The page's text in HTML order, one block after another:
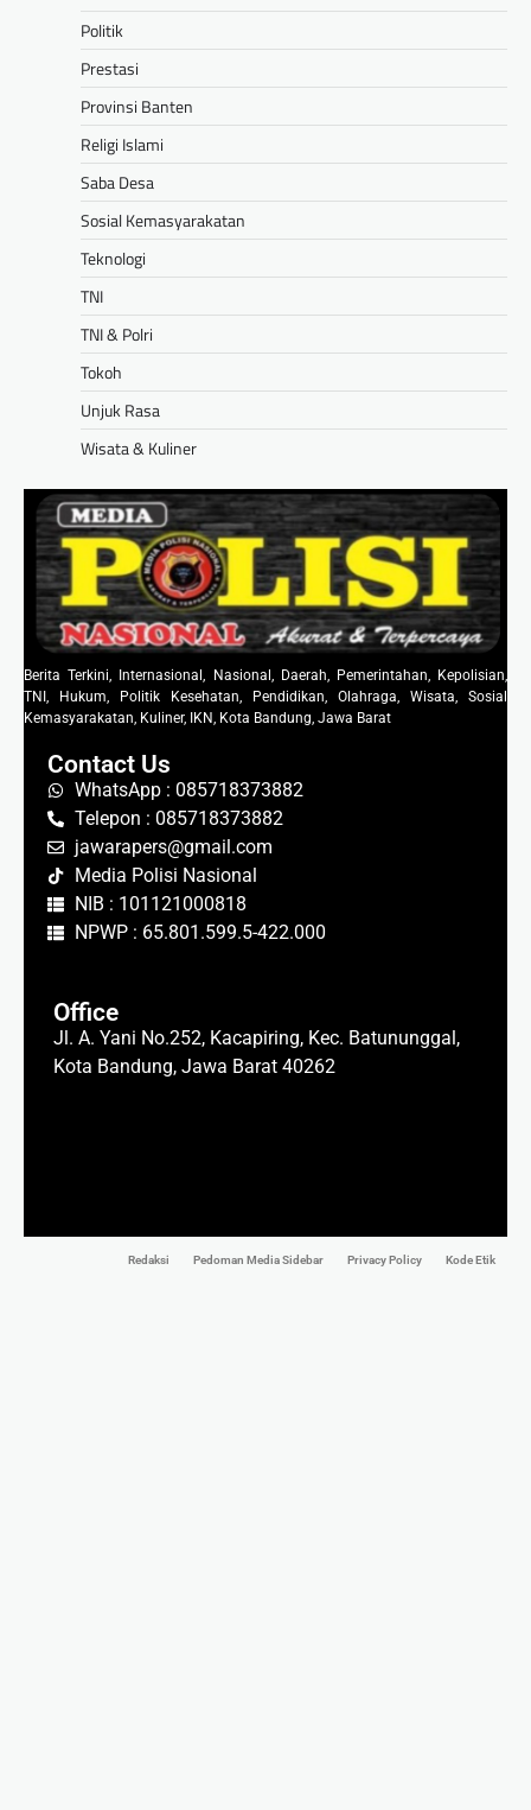
Politik
Prestasi
Provinsi Banten
Religi Islami
Saba Desa
Sosial Kemasyarakatan
Teknologi
TNI
TNI & Polri
Tokoh
Unjuk Rasa
Wisata & Kuliner
Berita Terkini, Internasional, Nasional, Daerah, Pemerintahan, Kepolisian,
TNI, Hukum, Politik Kesehatan, Pendidikan, Olahraga, Wisata, Sosial
Kemasyarakatan, Kuliner, IKN, Kota Bandung, Jawa Barat
Contact Us
WhatsApp : 085718373882
Telepon : 085718373882
jawarapers@gmail.com
Media Polisi Nasional
NIB : 101121000818
NPWP : 65.801.599.5-422.000
Office
Jl. A. Yani No.252, Kacapiring, Kec. Batununggal,
Kota Bandung, Jawa Barat 40262
Redaksi Pedoman Media Sidebar Privacy Policy Kode Etik